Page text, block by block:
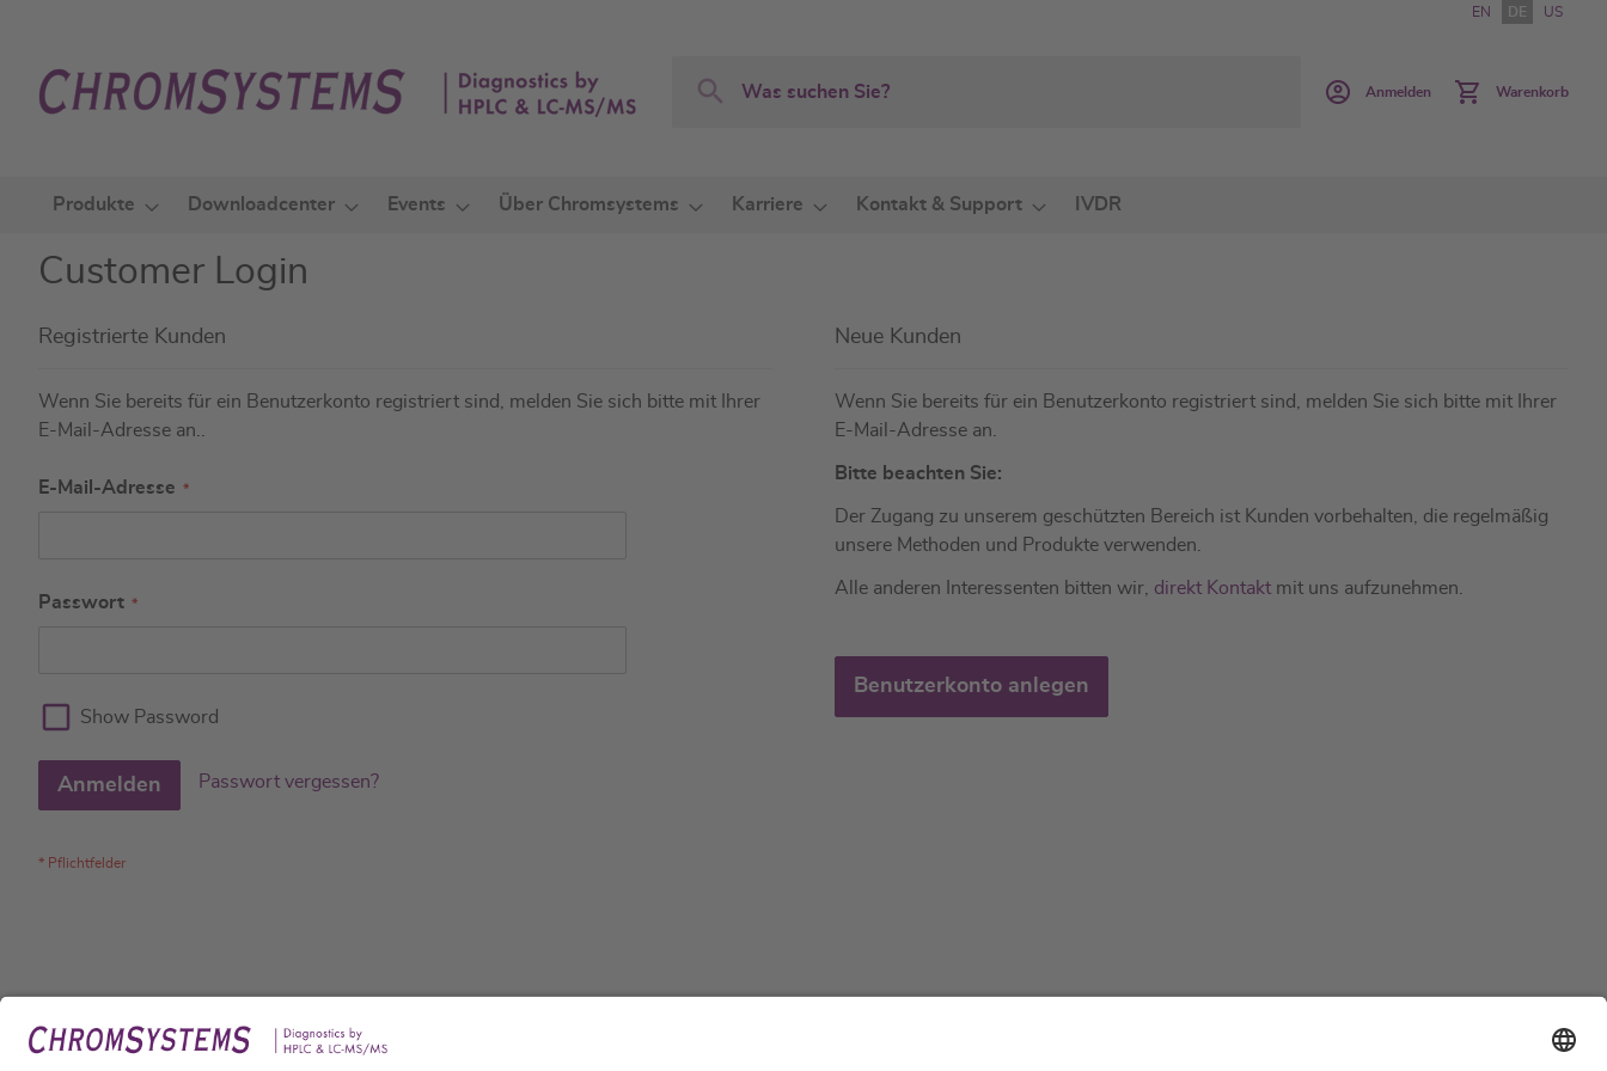
springen
EN DE US
Search
Anmelden Warenkorb
Produkte Downloadcenter Events Über Chromsystems Karriere Kontakt & Support IVDR
Customer Login
Registrierte Kunden
Wenn Sie bereits für ein Benutzerkonto registriert sind, melden Sie sich bitte mit Ihrer
E-Mail-Adresse an..
E-Mail-Adresse
Passwort
Show Password
Anmelden Passwort vergessen?
Neue Kunden
Wenn Sie bereits für ein Benutzerkonto registriert sind, melden Sie sich bitte mit Ihrer
E-Mail-Adresse an.
Bitte beachten Sie:
Der Zugang zu unserem geschützten Bereich ist Kunden vorbehalten, die regelmäßig
unsere Methoden und Produkte verwenden.
Alle anderen Interessenten bitten wir, direkt Kontaktmit uns aufzunehmen.
Benutzerkonto anlegen